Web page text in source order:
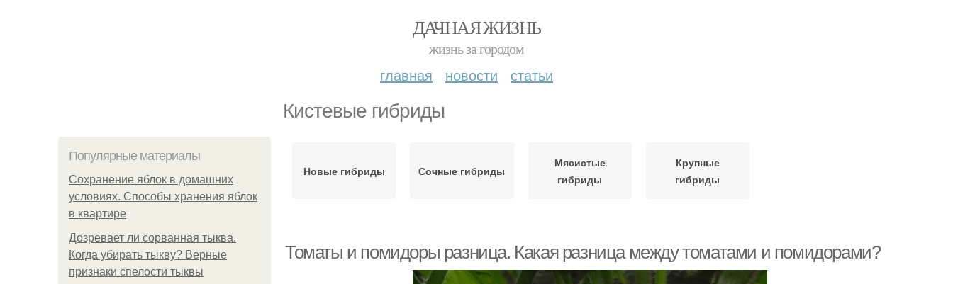
ДАЧНАЯ ЖИЗНЬ
жизнь за городом
главная новости статьи
Кистевые гибриды
Популярные материалы
Сохранение яблок в домашних
условиях. Способы хранения яблок
в квартире
Дозревает ли сорванная тыква.
Когда убирать тыкву? Верные
признаки спелости тыквы
Новые гибриды Сочные гибриды
Мясистые
гибриды
Крупные
гибриды
Томаты и помидоры разница. Какая разница между томатами и помидорами?